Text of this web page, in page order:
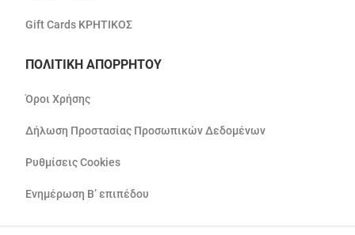
Gift Cards ΚΡΗΤΙΚΟΣ
ΠΟΛΙΤΙΚΗ ΑΠΟΡΡΗΤΟΥ
Όροι Χρήσης
Δήλωση Προστασίας Προσωπικών Δεδομένων
Ρυθμίσεις Cookies
Ενημέρωση Β’ επιπέδου